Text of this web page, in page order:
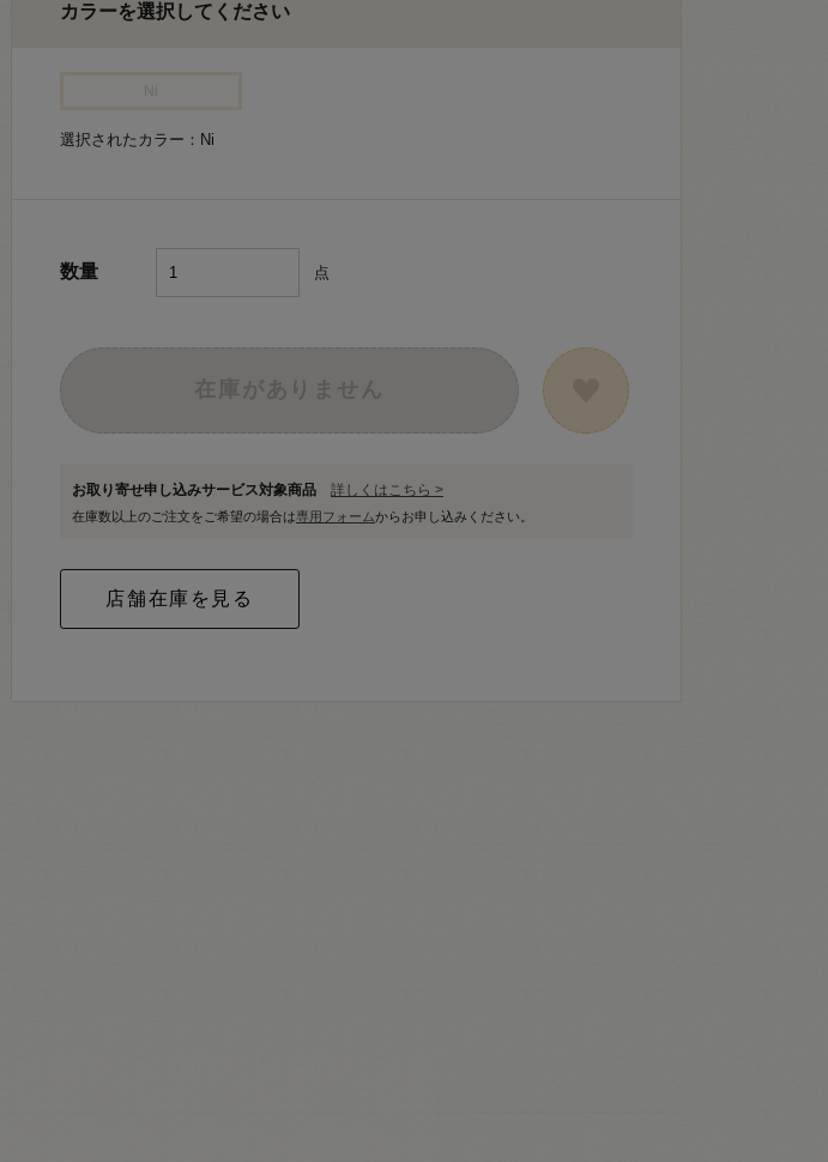
カラーを選択してください
選択されたカラー：Ni
数量 点
お取り寄せ申し込みサービス対象商品 詳しくはこちら >
在庫数以上のご注文をご希望の場合は専用フォームからお申し込みください。